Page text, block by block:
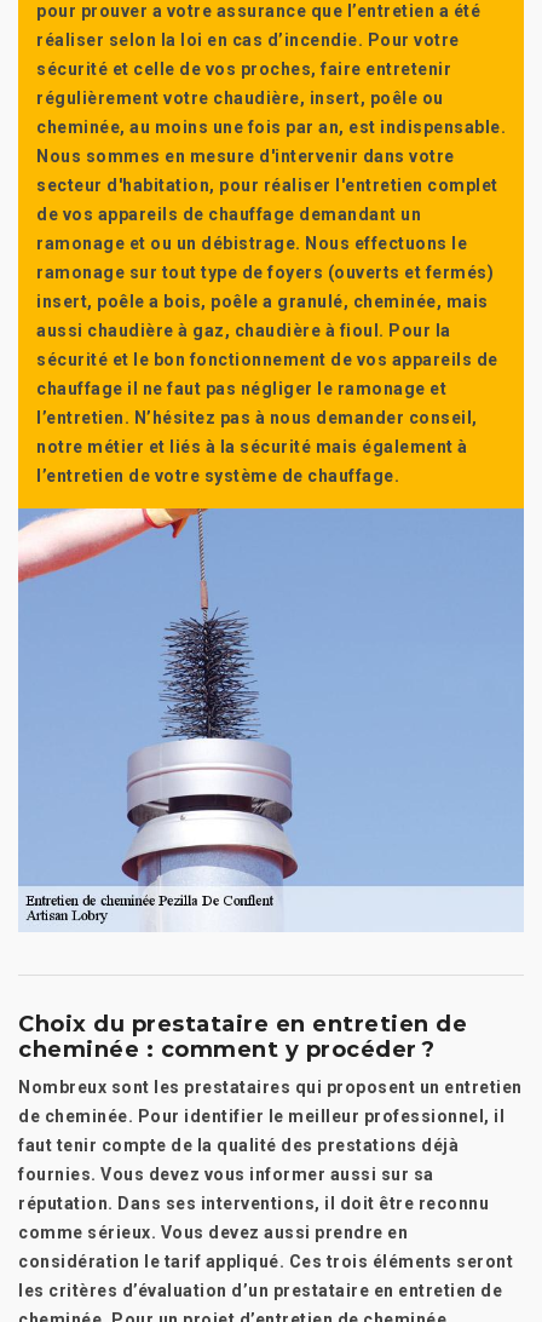
pour prouver a votre assurance que l’entretien a été
réaliser selon la loi en cas d’incendie. Pour votre
sécurité et celle de vos proches, faire entretenir
régulièrement votre chaudière, insert, poêle ou
cheminée, au moins une fois par an, est indispensable.
Nous sommes en mesure d'intervenir dans votre
secteur d'habitation, pour réaliser l'entretien complet
de vos appareils de chauffage demandant un
ramonage et ou un débistrage. Nous effectuons le
ramonage sur tout type de foyers (ouverts et fermés)
insert, poêle a bois, poêle a granulé, cheminée, mais
aussi chaudière à gaz, chaudière à fioul. Pour la
sécurité et le bon fonctionnement de vos appareils de
chauffage il ne faut pas négliger le ramonage et
l’entretien. N’hésitez pas à nous demander conseil,
notre métier et liés à la sécurité mais également à
l’entretien de votre système de chauffage.
Choix du prestataire en entretien de
cheminée : comment y procéder ?
Nombreux sont les prestataires qui proposent un entretien
de cheminée. Pour identifier le meilleur professionnel, il
faut tenir compte de la qualité des prestations déjà
fournies. Vous devez vous informer aussi sur sa
réputation. Dans ses interventions, il doit être reconnu
comme sérieux. Vous devez aussi prendre en
considération le tarif appliqué. Ces trois éléments seront
les critères d’évaluation d’un prestataire en entretien de